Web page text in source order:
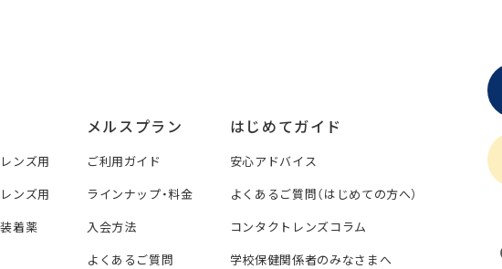
ンズ用
ンズ用
着薬
メルスプラン
ご利用ガイド
ラインナップ・料金
入会方法
よくあるご質問
はじめてガイド
安心アドバイス
よくあるご質問（はじめての方へ）
コンタクトレンズコラム
学校保健関係者のみなさまへ